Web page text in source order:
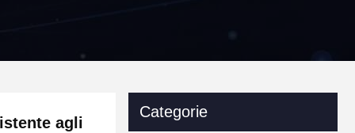
agli
Categorie